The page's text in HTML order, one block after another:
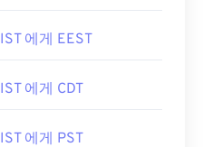
IST 에게 EEST
IST 에게 CDT
IST 에게 PST